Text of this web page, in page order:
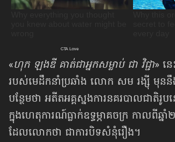
«ហុក ឡងឌី គាត់ជាអ្នកសម្លាប់ ជា វិជ្ជា» ន
របស់មេដឹកនាំប្រឆាំង លោក សម រង្ស៊ី មុន
បន្ថែមថា អតីតអគ្គស្នងការនគរបាលជាតិរូប
ក្នុងហេតុការណ៍ធ្លាក់ឧទ្ធម្ភាគចក្រ កាលពីឆ្ន
ដែលលោកថា ជាការបិទសំនុំរឿង។